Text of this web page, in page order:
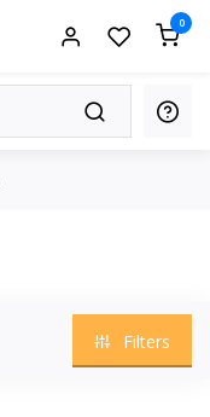
0
Filters